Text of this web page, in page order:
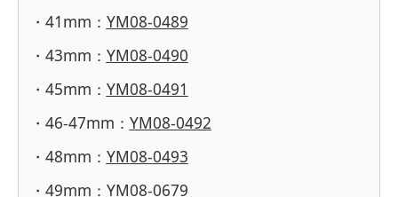
・41mm： YM08-0489
・43mm： YM08-0490
・45mm： YM08-0491
・46-47mm： YM08-0492
・48mm： YM08-0493
・49mm： YM08-0679